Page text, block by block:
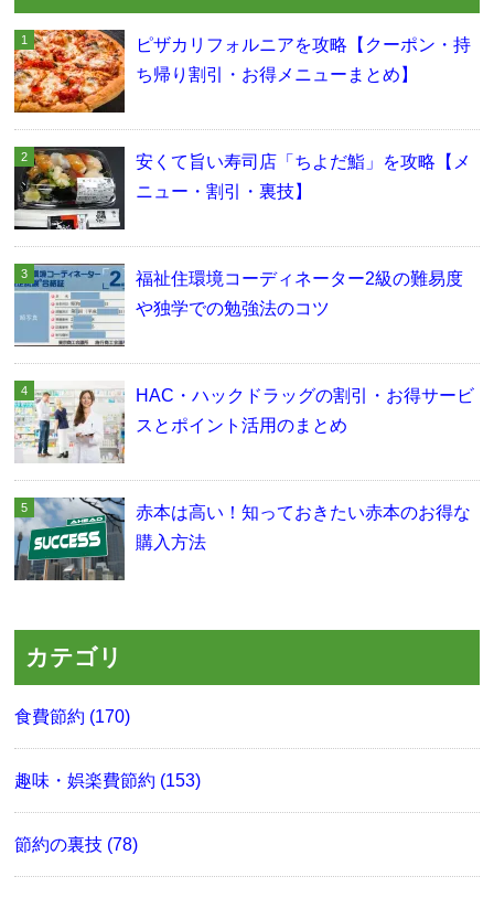
ピザカリフォルニアを攻略【クーポン・持
ち帰り割引・お得メニューまとめ】
安くて旨い寿司店「ちよだ鮨」を攻略【メ
ニュー・割引・裏技】
福祉住環境コーディネーター2級の難易度
や独学での勉強法のコツ
HAC・ハックドラッグの割引・お得サービ
スとポイント活用のまとめ
赤本は高い！知っておきたい赤本のお得な
購入方法
カテゴリ
食費節約 (170)
趣味・娯楽費節約 (153)
節約の裏技 (78)